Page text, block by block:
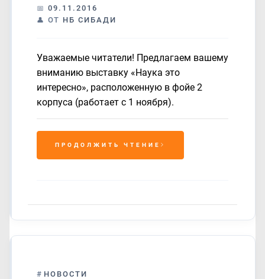
09.11.2016
ОТ НБ СИБАДИ
Уважаемые читатели! Предлагаем вашему
вниманию выставку «Наука это
интересно», расположенную в фойе 2
корпуса (работает с 1 ноября).
ПРОДОЛЖИТЬ ЧТЕНИЕ
# НОВОСТИ